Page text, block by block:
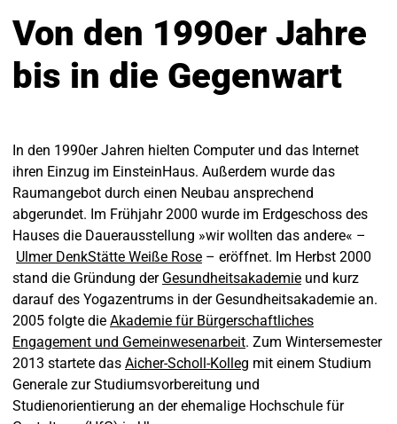
Von den 1990er Jahre
bis in die Gegenwart
In den 1990er Jahren hielten Computer und das Internet
ihren Einzug im EinsteinHaus. Außerdem wurde das
Raumangebot durch einen Neubau ansprechend
abgerundet. Im Frühjahr 2000 wurde im Erdgeschoss des
Hauses die Dauerausstellung »wir wollten das andere« –
Ulmer DenkStätte Weiße Rose – eröffnet. Im Herbst 2000
stand die Gründung der Gesundheitsakademie und kurz
darauf des Yogazentrums in der Gesundheitsakademie an.
2005 folgte die Akademie für Bürgerschaftliches
Engagement und Gemeinwesenarbeit. Zum Wintersemester
2013 startete das Aicher-Scholl-Kolleg mit einem Studium
Generale zur Studiumsvorbereitung und
Studienorientierung an der ehemalige Hochschule für